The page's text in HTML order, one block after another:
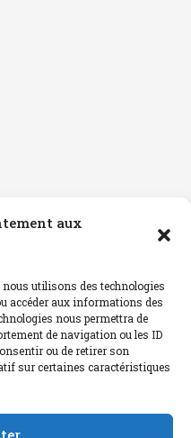
aux
utilisons des technologies
accéder aux informations des
nous permettra de
de navigation ou les ID
ou de retirer son
sur certaines caractéristiques